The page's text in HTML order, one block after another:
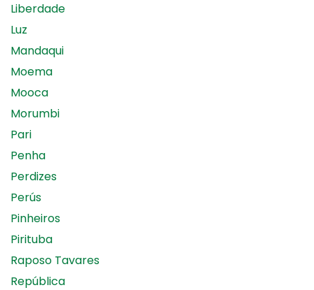
Liberdade
Luz
Mandaqui
Moema
Mooca
Morumbi
Pari
Penha
Perdizes
Perús
Pinheiros
Pirituba
Raposo Tavares
República